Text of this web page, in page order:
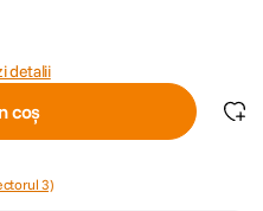
detalii
coș
3)